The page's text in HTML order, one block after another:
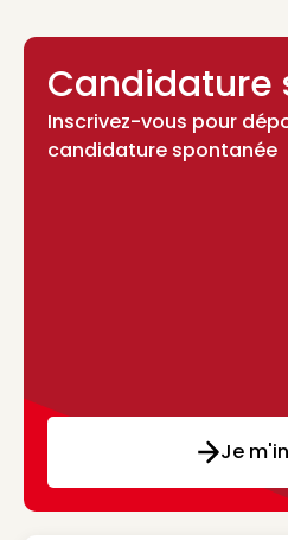
Candidature
Inscrivez-vous pour
candidature spontanée
Je